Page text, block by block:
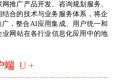
推广产品开发、咨询规划服务、
合的技术与业务服务体系，将企
，整合AI应用集成、用户统一和
网站在各行业信息化应用中的地
端 U +